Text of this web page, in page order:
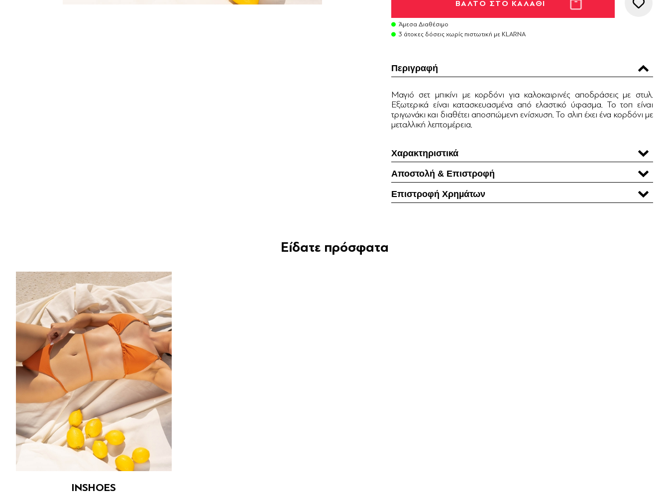
Άμεσα Διαθέσιμο
3 άτοκες δόσεις χωρίς πιστωτική με KLARNA
Περιγραφή
Μαγιό σετ μπικίνι με κορδόνι για καλοκαιρινές αποδράσεις με στυλ.
Εξωτερικά είναι κατασκευασμένα από ελαστικό ύφασμα. Το τοπ είναι
τριγωνάκι και διαθέτει αποσπώμενη ενίσχυση. Το σλιπ έχει ένα κορδόνι με
μεταλλική λεπτομέρεια.
Χαρακτηριστικά
Αποστολή & Επιστροφή
Επιστροφή Χρηµάτων
Είδατε πρόσφατα
INSHOES